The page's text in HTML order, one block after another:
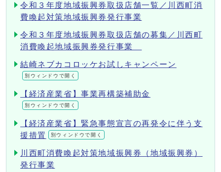
令和３年度地域振興券取扱店舗一覧／川西町消
費喚起対策地域振興券発行事業
令和３年度地域振興券取扱店舗の募集／川西町
消費喚起地域振興券発行事業
結崎ネブカコロッケお試しキャンペーン
別ウィンドウで開く
【経済産業省】事業再構築補助金
別ウィンドウで開く
【経済産業省】緊急事態宣言の再発令に伴う支
援措置
別ウィンドウで開く
川西町消費喚起対策地域振興券（地域振興券）
発行事業